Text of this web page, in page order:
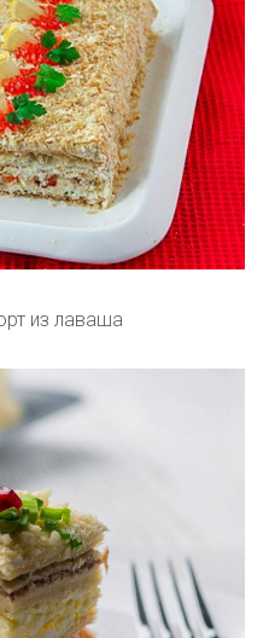
из лаваша